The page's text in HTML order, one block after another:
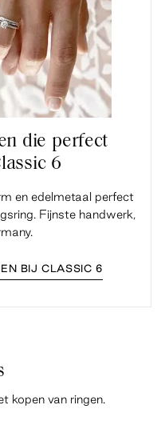
die perfect
6
en edelmetaal perfect
Fijnste handwerk,
BIJ CLASSIC 6
kopen van ringen.